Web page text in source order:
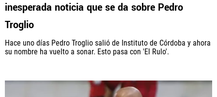
inesperada noticia que se da sobre Pedro
Troglio
Hace uno días Pedro Troglio salió de Instituto de Córdoba y ahora
su nombre ha vuelto a sonar. Esto pasa con 'El Rulo'.